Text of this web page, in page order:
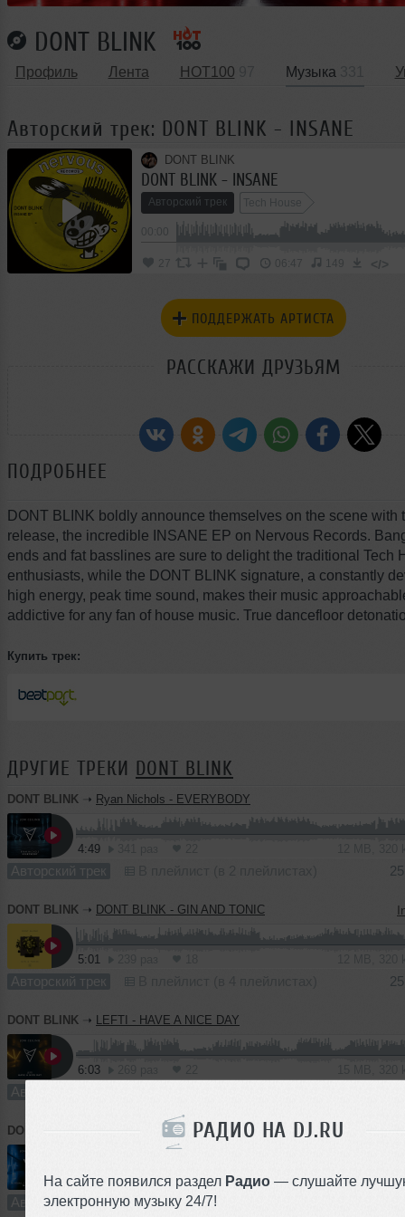
РАДИО НА DJ.RU
На сайте появился раздел Радио — слушайте
электронную музыку 24/7!
DONT BLINK
Профиль Лента HOT100 Музыка
Авторский трек: DONT BLINK - INSANE
DONT BLINK
DONT BLINK - INSANE
Авторский трек Tech House
27 06:47 149 </>
ПОДДЕРЖАТЬ АРТИСТА
РАССКАЖИ ДРУЗЬЯМ
ПОДРОБНЕЕ
DONT BLINK boldly announce themselves on the scene with
release, the incredible INSANE EP on Nervous Records.
ends and fat basslines are sure to delight the traditional Tech
enthusiasts, while the DONT BLINK signature, a constantly
high energy, peak time sound, makes their music
addictive for any fan of house music. True dancefloor
Купить трек:
ДРУГИЕ ТРЕКИ DONT BLINK
DONT BLINK ➝ Ryan Nichols - EVERYBODY
4:49
Авторский трек
DONT BLINK ➝ DONT BLINK - GIN AND TONIC
5:01
Авторский трек
DONT BLINK ➝ LEFTI - HAVE A NICE DAY
6:03
Авторский трек
DONT BLINK MOGUAI, Champagne Kenny - MOVE YOU
5:16 460 раз 38 14 MB, 320
Авторский трек В плейлист (в 4 плейлистах)